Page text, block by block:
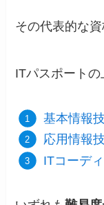
その代表的な資
ITパスポートの
基本情報
応用情報
ITコーデ